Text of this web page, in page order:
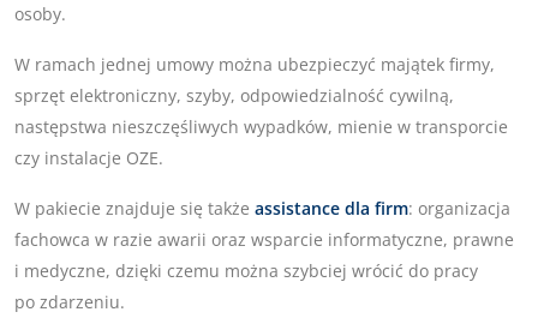
osoby.
W ramach jednej umowy można ubezpieczyć majątek firmy,
sprzęt elektroniczny, szyby, odpowiedzialność cywilną,
następstwa nieszczęśliwych wypadków, mienie w transporcie
czy instalacje OZE.
W pakiecie znajduje się także assistance dla firm: organizacja
fachowca w razie awarii oraz wsparcie informatyczne, prawne
i medyczne, dzięki czemu można szybciej wrócić do pracy
po zdarzeniu.